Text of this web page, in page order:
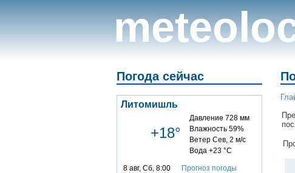
Погода сейчас
Литомишль
+18°
Давление 728 мм
Влажность 59%
Ветер Сев, 2 м/с
Вода +23 °C
8 авг, Сб, 8:00 Прогноз погоды